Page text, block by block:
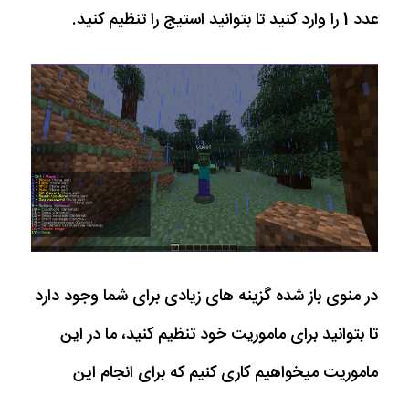
عدد 1 را وارد کنید تا بتوانید استیج را تنظیم کنید.
در منوی باز شده گزینه های زیادی برای شما وجود دارد
تا بتوانید برای ماموریت خود تنظیم کنید، ما در این
ماموریت میخواهیم کاری کنیم که برای انجام این